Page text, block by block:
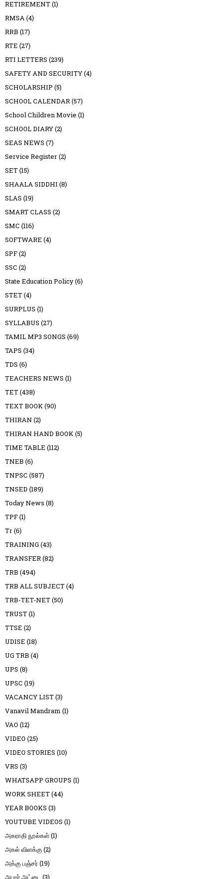
RETIREMENT(1)
RMSA(4)
RRB (17)
RTE (27)
RTI LETTERS (239)
SAFETY AND SECURITY(4)
SCHOLARSHIP (5)
SCHOOL CALENDAR(57)
School Children Movie (1)
SCHOOL DIARY(2)
SEAS NEWS (7)
Service Register(2)
SET(15)
SHAALA SIDDHI (8)
SLAS (19)
SMART CLASS (2)
SMC (116)
SOFTWARE (4)
SPF(2)
SSC (2)
State Education Policy(6)
STET(4)
SURPLUS (1)
SYLLABUS (27)
TAMIL MP3 SONGS (69)
TAPS (34)
TDS (6)
TEACHERS NEWS (1)
TET(438)
TEXT BOOK(90)
THIRAN (2)
THIRAN HAND BOOK(5)
TIME TABLE (112)
TNEB (6)
TNPSC (587)
TNSED (189)
Today News (8)
TPF(1)
Tr(6)
TRAINING (43)
TRANSFER(82)
TRB (494)
TRB ALL SUBJECT(4)
TRB-TET-NET(50)
TRUST(1)
TTSE (2)
UDISE (18)
UG TRB (4)
UPS (8)
UPSC (19)
VACANCY LIST(3)
Vanavil Mandram (1)
VAO (12)
VIDEO (25)
VIDEO STORIES (10)
VRS (3)
WHATSAPP GROUPS (1)
WORK SHEET(44)
YEAR BOOKS (3)
YOUTUBE VIDEOS (1)
அகராதி நூல்கள்(1)
அகல் விளக்கு(2)
அக்கு பஞ்சர் (19)
அபார் அட்டை (3)